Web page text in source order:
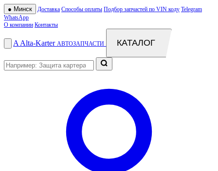
● Минск Доставка Способы оплаты Подбор запчастей по VIN коду Telegram
WhatsApp
О компании Контакты
A Alta-Karter АВТОЗАПЧАСТИ КАТАЛОГ